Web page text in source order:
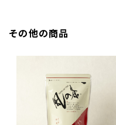
その他の商品